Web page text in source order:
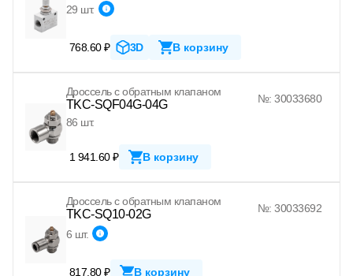
29 шт.
768.60 ₽ 3D В корзину
Дроссель с обратным клапаном
TKC-SQF04G-04G
№: 30033680
86 шт.
1 941.60 ₽ В корзину
Дроссель с обратным клапаном
TKC-SQ10-02G №: 30033692
6 шт.
817.80 ₽ В корзину